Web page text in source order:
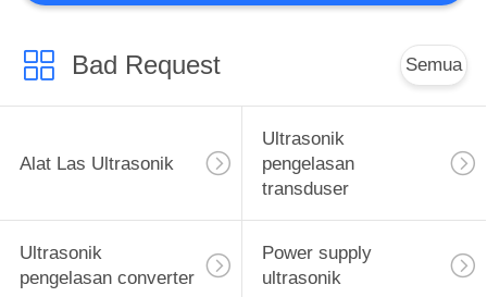
Alat Pemesinan
Ultrasonik
15
Bad Request Semua
Alat Las Ultrasonik
Ultrasonik
pengelasan
transduser
Ultrasonik
pengelasan converter
Power supply
ultrasonik